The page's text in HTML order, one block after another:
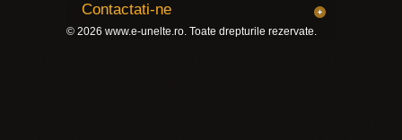
Contactati-ne
© 2026 www.e-unelte.ro. Toate drepturile rezervate.